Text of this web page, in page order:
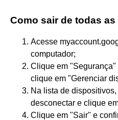
Como sair de todas
Acesse
computador;
Clique em
clique em "Gerenciar
Na lista de
desconectar e clique
Clique em "Sair" e